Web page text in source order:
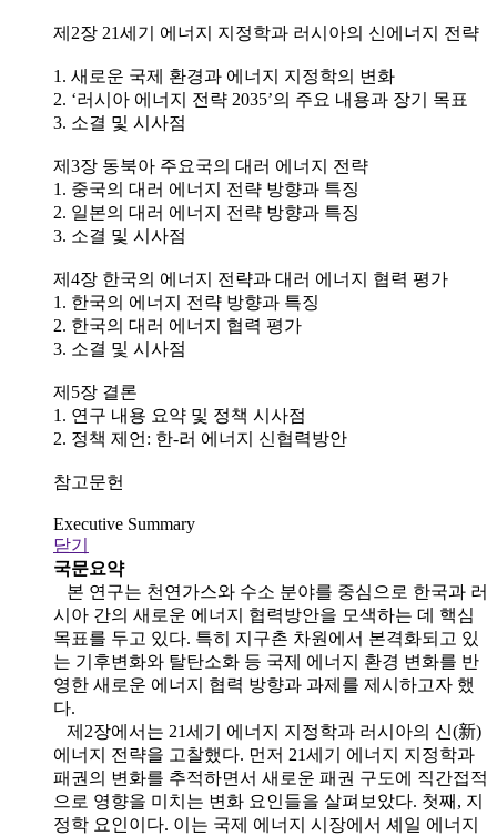
제2장 21세기 에너지 지정학과 러시아의 신에너지 전략
1. 새로운 국제 환경과 에너지 지정학의 변화
2. ‘러시아 에너지 전략 2035’의 주요 내용과 장기 목표
3. 소결 및 시사점
제3장 동북아 주요국의 대러 에너지 전략
1. 중국의 대러 에너지 전략 방향과 특징
2. 일본의 대러 에너지 전략 방향과 특징
3. 소결 및 시사점
제4장 한국의 에너지 전략과 대러 에너지 협력 평가
1. 한국의 에너지 전략 방향과 특징
2. 한국의 대러 에너지 협력 평가
3. 소결 및 시사점
제5장 결론
1. 연구 내용 요약 및 정책 시사점
2. 정책 제언: 한-러 에너지 신협력방안
참고문헌
Executive Summary
닫기
국문요약
본 연구는 천연가스와 수소 분야를 중심으로 한국과 러
시아 간의 새로운 에너지 협력방안을 모색하는 데 핵심
목표를 두고 있다. 특히 지구촌 차원에서 본격화되고 있
는 기후변화와 탈탄소화 등 국제 에너지 환경 변화를 반
영한 새로운 에너지 협력 방향과 과제를 제시하고자 했
다.
제2장에서는 21세기 에너지 지정학과 러시아의 신(新)
에너지 전략을 고찰했다. 먼저 21세기 에너지 지정학과
패권의 변화를 추적하면서 새로운 패권 구도에 직간접적
으로 영향을 미치는 변화 요인들을 살펴보았다. 첫째, 지
정학 요인이다. 이는 국제 에너지 시장에서 셰일 에너지